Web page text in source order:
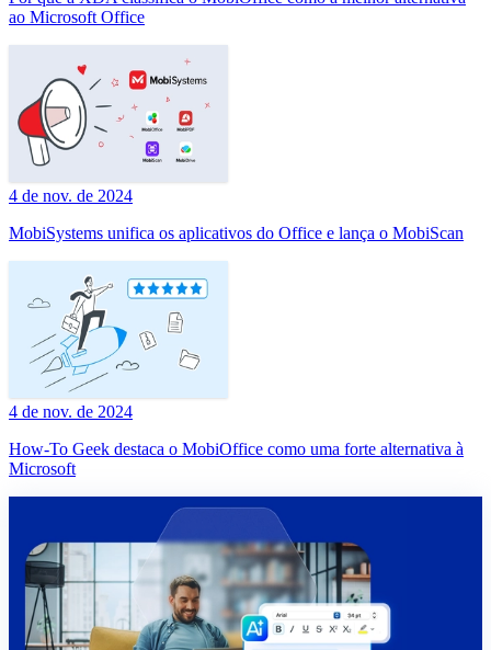
ao Microsoft Office
4 de nov. de 2024
MobiSystems unifica os aplicativos do Office e lança o MobiScan
4 de nov. de 2024
How-To Geek destaca o MobiOffice como uma forte alternativa à
Microsoft